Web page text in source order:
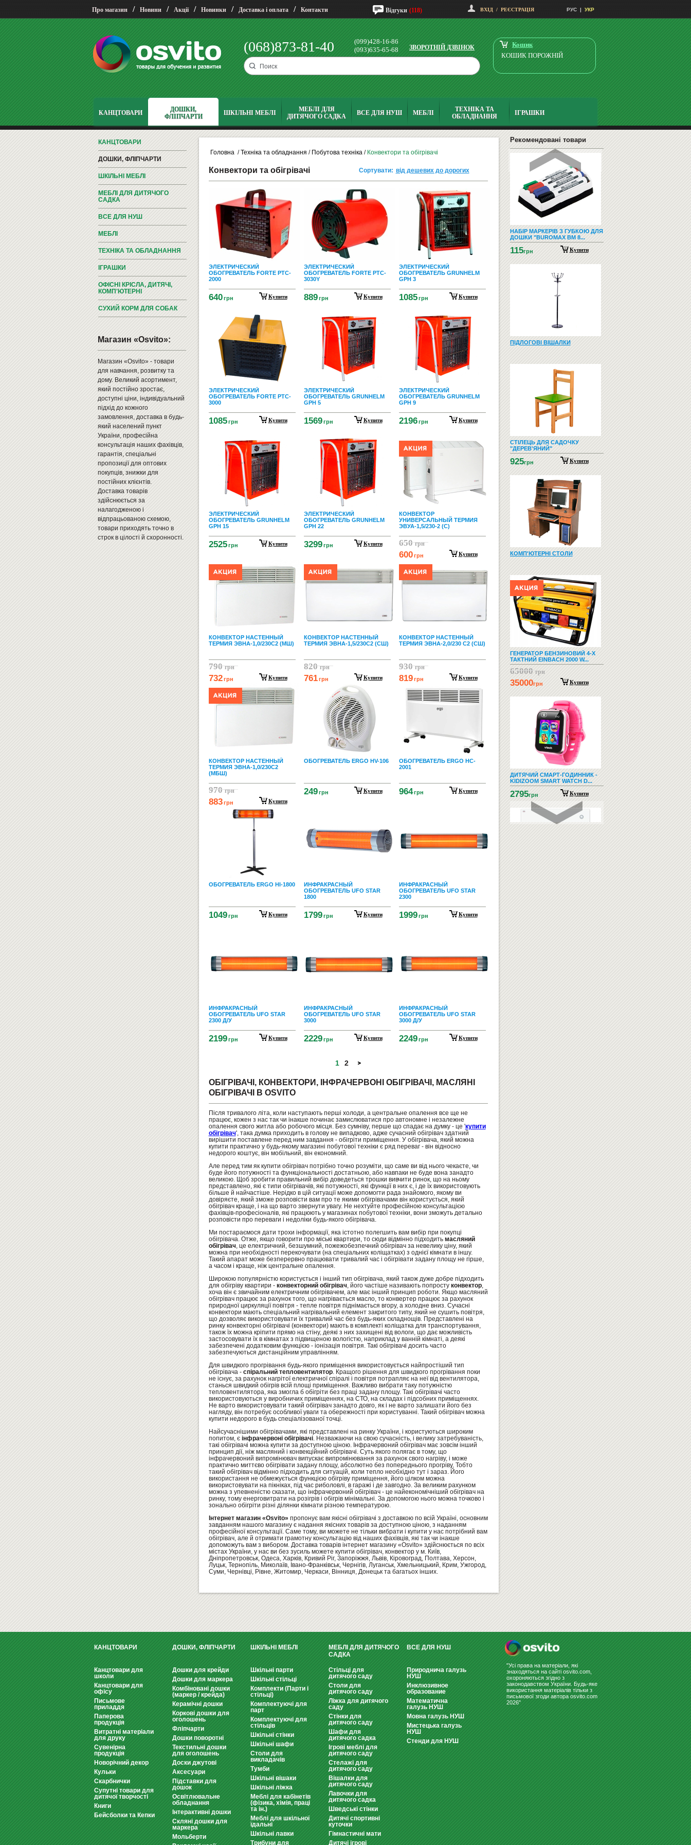
Про магазин / Новини / Акції / Новинки / Доставка і оплата / Контакти Відгуки (118) ВХІД / РЕЄСТРАЦІЯ РУС | УКР
(068)873-81-40
(099)428-16-86
(093)635-65-68
ЗВОРОТНІЙ ДЗВІНОК
Кошик
КОШИК ПОРОЖНІЙ
КАНЦТОВАРИ
ДОШКИ,
ФЛІПЧАРТИ
ШКІЛЬНІ МЕБЛІ
МЕБЛІ ДЛЯ
ДИТЯЧОГО САДКА
ВСЕ ДЛЯ НУШ МЕБЛІ
ТЕХНІКА ТА
ОБЛАДНАННЯ
ІГРАШКИ
КАНЦТОВАРИ
ДОШКИ, ФЛІПЧАРТИ
ШКІЛЬНІ МЕБЛІ
МЕБЛІ ДЛЯ ДИТЯЧОГО
САДКА
ВСЕ ДЛЯ НУШ
МЕБЛІ
ТЕХНІКА ТА ОБЛАДНАННЯ
ІГРАШКИ
ОФІСНІ КРІСЛА, ДИТЯЧІ,
КОМП'ЮТЕРНІ
СУХИЙ КОРМ ДЛЯ СОБАК
Магазин «Osvito»:
Магазин «Osvito» - товари
для навчання, розвитку та
дому. Великий асортимент,
який постійно зростає,
доступні ціни, індивідуальний
підхід до кожного
замовлення, доставка в будь-
який населений пункт
України, професійна
консультація наших фахівців,
гарантія, спеціальні
пропозиції для оптових
покупців, знижки для
постійних клієнтів.
Доставка товарів
здійснюється за
налагодженою і
відпрацьованою схемою,
товари приходять точно в
строк в цілості й схоронності.
Головна /Техніка та обладнання / Побутова техніка / Конвектори та обігрівачі
Конвектори та обігрівачі Сортувати: від дешевих до дорогих
ЭЛЕКТРИЧЕСКИЙ
ОБОГРЕВАТЕЛЬ FORTE PTC-
2000
640 грн Купити
ЭЛЕКТРИЧЕСКИЙ
ОБОГРЕВАТЕЛЬ FORTE PTC-
3030Y
889 грн Купити
ЭЛЕКТРИЧЕСКИЙ
ОБОГРЕВАТЕЛЬ GRUNHELM
GPH 3
1085 грн Купити
ЭЛЕКТРИЧЕСКИЙ
ОБОГРЕВАТЕЛЬ FORTE PTC-
3000
1085 грн Купити
ЭЛЕКТРИЧЕСКИЙ
ОБОГРЕВАТЕЛЬ GRUNHELM
GPH 5
1569 грн Купити
ЭЛЕКТРИЧЕСКИЙ
ОБОГРЕВАТЕЛЬ GRUNHELM
GPH 9
2196 грн Купити
ЭЛЕКТРИЧЕСКИЙ
ОБОГРЕВАТЕЛЬ GRUNHELM
GPH 15
2525 грн Купити
ЭЛЕКТРИЧЕСКИЙ
ОБОГРЕВАТЕЛЬ GRUNHELM
GPH 22
3299 грн Купити
КОНВЕКТОР
УНИВЕРСАЛЬНЫЙ ТЕРМИЯ
ЭВУА-1,5/230-2 (С)
650грн
600 грн Купити
КОНВЕКТОР НАСТЕННЫЙ
ТЕРМИЯ ЭВНА-1,0/230С2 (МШ)
790грн
732 грн Купити
КОНВЕКТОР НАСТЕННЫЙ
ТЕРМИЯ ЭВНА-1,5/230С2 (СШ)
820грн
761 грн Купити
КОНВЕКТОР НАСТЕННЫЙ
ТЕРМИЯ ЭВНА-2,0/230 С2 (СШ)
930грн
819 грн Купити
КОНВЕКТОР НАСТЕННЫЙ
ТЕРМИЯ ЭВНА-1,0/230С2
(МБШ)
970грн
883 грн Купити
ОБОГРЕВАТЕЛЬ ERGO HV-106
249 грн Купити
ОБОГРЕВАТЕЛЬ ERGO HC-
2001
964 грн Купити
ОБОГРЕВАТЕЛЬ ERGO HI-1800
1049 грн Купити
ИНФРАКРАСНЫЙ
ОБОГРЕВАТЕЛЬ UFO STAR
1800
1799 грн Купити
ИНФРАКРАСНЫЙ
ОБОГРЕВАТЕЛЬ UFO STAR
2300
1999 грн Купити
ИНФРАКРАСНЫЙ
ОБОГРЕВАТЕЛЬ UFO STAR
2300 Д/У
2199 грн Купити
ИНФРАКРАСНЫЙ
ОБОГРЕВАТЕЛЬ UFO STAR
3000
2229 грн Купити
ИНФРАКРАСНЫЙ
ОБОГРЕВАТЕЛЬ UFO STAR
3000 Д/У
2249 грн Купити
1 2
ОБІГРІВАЧІ, КОНВЕКТОРИ, ІНФРАЧЕРВОНІ ОБІГРІВАЧІ, МАСЛЯНІ
ОБІГРІВАЧІ В OSVITO
Після тривалого літа, коли наступають перші холоди, а центральне опалення все ще не
працює, кожен з нас так чи інакше починає замислюватися про автономне і незалежне
опалення свого житла або робочого місця. Без сумніву, перше що спадає на думку - це 'купити
обігрівач', така думка приходить в голову не випадково, адже сучасний обігрівач здатний
вирішити поставлене перед ним завдання - обігріти приміщення. У обігрівача, який можна
купити практично у будь-якому магазині побутової техніки є ряд переваг - він відносно
недорого коштує, він мобільний, він економний.
Але перед тим як купити обігрівач потрібно точно розуміти, що саме ви від нього чекаєте, чи
буде його потужності та функціональності достатньою, або навпаки не буде вона занадто
великою. Щоб зробити правильний вибір доведеться трошки вивчити ринок, що на ньому
представлено, які є типи обігрівачів, які потужності, які функції в них є, і де їх використовують
більше й найчастіше. Нерідко в цій ситуації може допомогти рада знайомого, якому ви
довіряєте, який зможе розповісти вам про те якими обігрівачами він користується, який
обігрівач краще, і на що варто звернути увагу. Не нехтуйте професійною консультацією
фахівців-професіоналів, які працюють у магазинах побутової техніки, вони зможуть детально
розповісти про переваги і недоліки будь-якого обігрівача.
Ми постараємося дати трохи інформації, яка істотно полегшить вам вибір при покупці
обігрівача. Отже, якщо говорити про міські квартири, то сюди відмінно підходить масляний
обігрівач, це електричний, безшумний, пожежобезпечний обігрівач за невелику ціну, який
можна при необхідності перекочувати (на спеціальних коліщатках) з однієї кімнати в іншу.
Такий апарат може безперервно працювати тривалий час і обігрівати задану площу не гірше,
а часом і краще, ніж центральне опалення.
Широкою популярністю користується і інший тип обігрівача, який також дуже добре підходить
для обігріву квартири - конвекторний обігрівач, його частіше називають попросту конвектор,
хоча він є звичайним електричним обігрівачем, але має інший принцип роботи. Якщо масляний
обігрівач працює за рахунок того, що нагрівається масло, то конвертер працює за рахунок
природної циркуляції повітря - тепле повітря піднімається вгору, а холодне вниз. Сучасні
конвектори мають спеціальний нагрівальний елемент закритого типу, який не сушить повітря,
що дозволяє використовувати їх тривалий час без будь-яких складнощів. Представлені на
ринку конвекторні обігрівачі (конвектори) мають в комплекті коліщатка для транспортування,
також їх можна кріпити прямо на стіну, деякі з них захищені від вологи, що дає можливість
застосовувати їх в кімнатах з підвищеною вологістю, наприклад у ванній кімнаті, а деякі
забезпечені додатковим функцією - іонізація повітря. Такі обігрівачі досить часто
забезпечуються дистанційним управлінням.
Для швидкого прогрівання будь-якого приміщення використовується найпростіший тип
обігрівача - спіральний тепловентилятор. Кращого рішення для швидкого прогрівання поки
не існує, за рахунок нагрітої електричної спіралі і повітря потрапляє на неї від вентилятора,
станься швидкий обігрів всій площі приміщення. Важливо вибрати таку потужністю
тепловентилятора, яка змогла б обігріти без праці задану площу. Такі обігрівачі часто
використовуються у виробничих приміщеннях, на СТО, на складах і підсобних приміщеннях.
Не варто використовувати такий обігрівач занадто довго, як і не варто залишати його без
нагляду, він потребує особливої ​​уваги та обережності при користуванні. Такий обігрівач можна
купити недорого в будь спеціалізованої точці.
Найсучаснішими обігрівачами, які представлені на ринку України, і користуються широким
попитом, є інфрачервоні обігрівачі. Незважаючи на свою сучасність, і велику затребуваність,
такі обігрівачі можна купити за доступною ціною. Інфрачервоний обігрівач має зовсім інший
принцип дії, ніж масляний і конвекційний обігрівачі. Суть якого полягає в тому, що
інфрачервоний випромінювач випускає випромінювання за рахунок свого нагріву, і може
практично миттєво обігрівати задану площу, абсолютно без попереднього прогріву. Тобто
такий обігрівач відмінно підходить для ситуацій, коли тепло необхідно тут і зараз. Його
використання не обмежується функцією обігріву приміщення, його цілком можна
використовувати на пікніках, під час риболовлі, в гаражі і де завгодно. За великим рахунком
можна з упевненістю сказати, що інфрачервоний обігрівач - це найекономічніший обігрівач на
ринку, тому енерговитрати на розігрів і обігрів мінімальні. За допомогою нього можна точково і
зонально обігріти різні ділянки кімнати різною температурою.
Інтернет магазин «Osvito» пропонує вам якісні обігрівачі з доставкою по всій Україні, основним
завданням нашого магазину є надання якісних товарів за доступною ціною, з наданням
професійної консультації. Саме тому, ви можете не тільки вибрати і купити у нас потрібний вам
обігрівач, але й отримати грамотну консультацію від наших фахівців, які так чи інакше
допоможуть вам з вибором. Доставка товарів інтернет магазину «Osvito» здійснюється по всіх
містах України, у нас ви без зусиль можете купити обігрівач, конвектор у м. Київ,
Дніпропетровськ, Одеса, Харків, Кривий Ріг, Запоріжжя, Львів, Кіровоград, Полтава, Херсон,
Луцьк, Тернопіль, Миколаїв, Івано-Франківськ, Чернігів, Луганськ, Хмельницький, Крим, Ужгород,
Суми, Чернівці, Рівне, Житомир, Черкаси, Вінниця, Донецьк та багатьох інших.
Рекомендовані товари
СМАРТФОНИ І ТЕЛЕФОНИ
НАБІР МАРКЕРІВ З ГУБКОЮ ДЛЯ
ДОШКИ "BUROMAX BM 8...
115грн Купити
ПІДЛОГОВІ ВІШАЛКИ
СТІЛЕЦЬ ДЛЯ САДОЧКУ
"ДЕРЕВ'ЯНИЙ"
925грн Купити
КОМП'ЮТЕРНІ СТОЛИ
ГЕНЕРАТОР БЕНЗИНОВИЙ 4-Х
ТАКТНИЙ EINBACH 2000 W...
65000 грн
35000грн Купити
ДИТЯЧИЙ СМАРТ-ГОДИННИК -
KIDIZOOM SMART WATCH D...
2795грн Купити
ДОШКА-ВІТРИНА ДЛЯ МАРКЕРА
90Х120 "2Х3 GS2129"
11309грн Купити
КАНЦТОВАРИ
Канцтовари для
школи
Канцтовари для
офісу
Письмове
приладдя
Паперова
продукція
Витратні матеріали
для друку
Сувенірна
продукція
Новорічний декор
Кульки
Скарбнички
Супутні товари для
дитячої творчості
Книги
Бейсболки та Кепки
ДОШКИ, ФЛІПЧАРТИ
Дошки для крейди
Дошки для маркера
Комбіновані дошки
(маркер / крейда)
Керамічні дошки
Коркові дошки для
оголошень
Фліпчарти
Дошки поворотні
Текстильні дошки
для оголошень
Доски джутові
Аксесуари
Підставки для
дошок
Освітлювальне
обладнання
Інтерактивні дошки
Скляні дошки для
маркера
Мольберти
ШКІЛЬНІ МЕБЛІ
Шкільні парти
Шкільні стільці
Комплекти (Парти і
стільці)
Комплектуючі для
парт
Комплектуючі для
стільців
Шкільні стінки
Шкільні шафи
Столи для
викладачів
Тумби
Шкільні вішаки
Шкільні ліжка
Меблі для кабінетів
(фізика, хімія, праці
та ін.)
Меблі для шкільної
їдальні
Шкільні лавки
Трибуни для
МЕБЛІ ДЛЯ ДИТЯЧОГО
САДКА
Стільці для
дитячого саду
Столи для
дитячого саду
Ліжка для дитячого
саду
Стінки для
дитячого саду
Шафи для
дитячого садка
Ігрові меблі для
дитячого саду
Стелажі для
дитячого саду
Вішалки для
дитячого саду
Лавочки для
дитячого садка
Шведські стінки
Дитячі спортивні
куточки
Гімнастичні мати
Дитячі ігрові
ВСЕ ДЛЯ НУШ
Природнича галузь
НУШ
Инклюзивное
образование
Математична
галузь НУШ
Мовна галузь НУШ
Мистецька галузь
НУШ
Стенди для НУШ
"Усі права на матеріали, які
знаходяться на сайті osvito.com,
охороняються згідно з
законодавством України. Будь-яке
використання матеріалів тільки з
письмової згоди автора osvito.com
2026"